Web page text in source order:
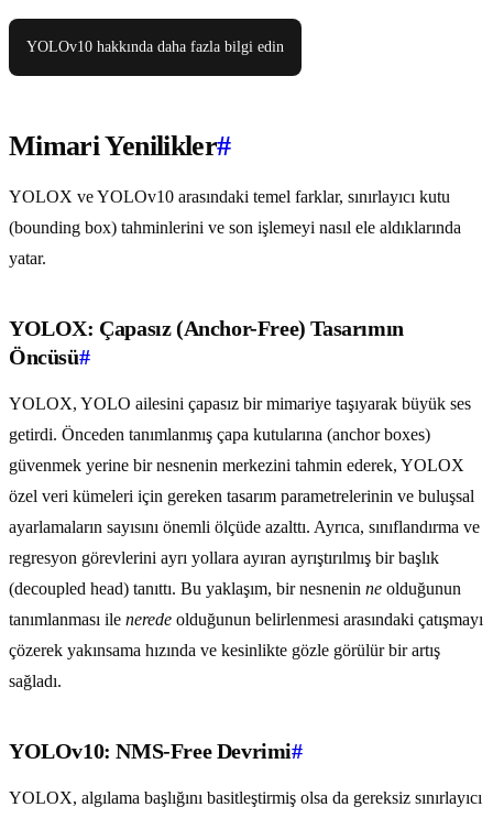
YOLOv10 hakkında daha fazla bilgi edin
Mimari Yenilikler#
YOLOX ve YOLOv10 arasındaki temel farklar, sınırlayıcı kutu
(bounding box) tahminlerini ve son işlemeyi nasıl ele aldıklarında
yatar.
YOLOX: Çapasız (Anchor-Free) Tasarımın
Öncüsü#
YOLOX, YOLO ailesini çapasız bir mimariye taşıyarak büyük ses
getirdi. Önceden tanımlanmış çapa kutularına (anchor boxes)
güvenmek yerine bir nesnenin merkezini tahmin ederek, YOLOX
özel veri kümeleri için gereken tasarım parametrelerinin ve buluşsal
ayarlamaların sayısını önemli ölçüde azalttı. Ayrıca, sınıflandırma ve
regresyon görevlerini ayrı yollara ayıran ayrıştırılmış bir başlık
(decoupled head) tanıttı. Bu yaklaşım, bir nesnenin ne olduğunun
tanımlanması ile nerede olduğunun belirlenmesi arasındaki çatışmayı
çözerek yakınsama hızında ve kesinlikte gözle görülür bir artış
sağladı.
YOLOv10: NMS-Free Devrimi#
YOLOX, algılama başlığını basitleştirmiş olsa da gereksiz sınırlayıcı